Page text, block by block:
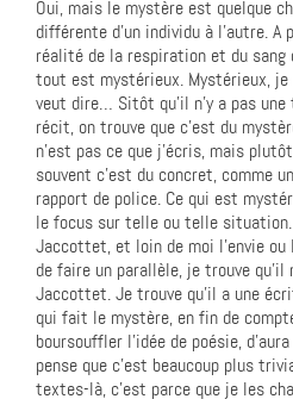
Oui, mais le mystère est quelque
différente d’un individu à l’autre.
réalité de la respiration et du sang
tout est mystérieux. Mystérieux,
veut dire… Sitôt qu’il n’y a pas
récit, on trouve que c’est du
n’est pas ce que j’écris, mais
souvent c’est du concret, comme
rapport de police. Ce qui est
le focus sur telle ou telle
Jaccottet, et loin de moi l’envie ou
de faire un parallèle, je trouve qu’il
Jaccottet. Je trouve qu’il a une
qui fait le mystère, en fin de
boursouffler l’idée de poésie,
pense que c’est beaucoup plus
textes-là, c’est parce que je les